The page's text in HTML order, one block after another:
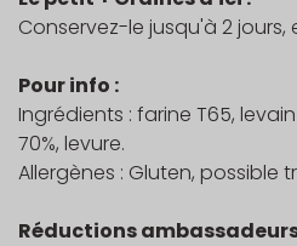
Conservez-le jusqu'à 2
Pour info :
Ingrédients : farine T65,
70%, levure.
Allergènes : Gluten, possible
Réductions